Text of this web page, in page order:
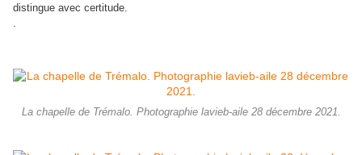
distingue avec certitude.
.
La chapelle de Trémalo. Photographie lavieb-aile 28 décembre 2021.